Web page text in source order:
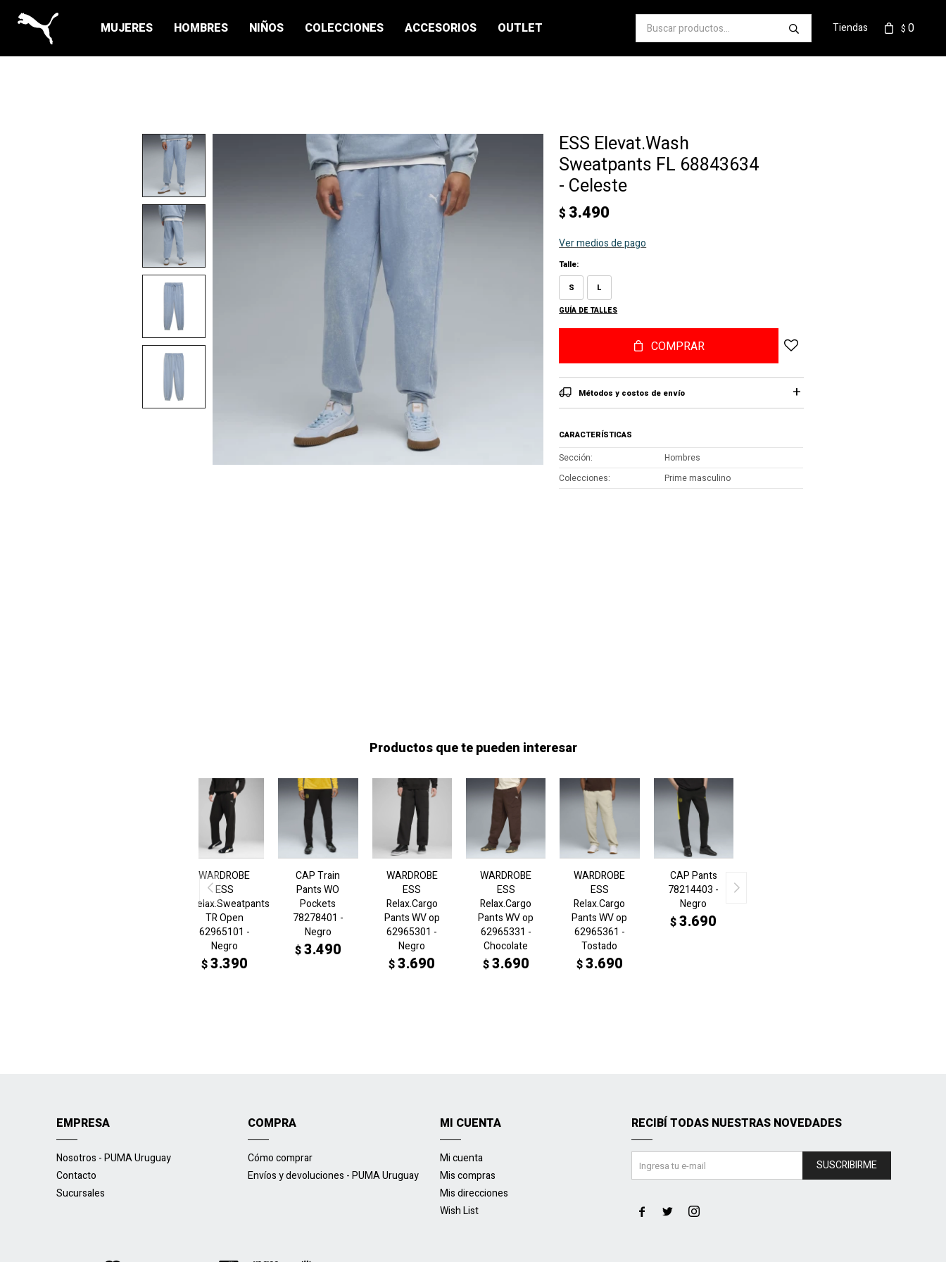
MUJERES HOMBRES NIÑOS COLECCIONES ACCESORIOS OUTLET $ 0
Tiendas
ESS Elevat.Wash
Sweatpants FL 68843634
- Celeste
$ 3.490
Ver medios de pago
Talle:
S
L
GUÍA DE TALLES
COMPRAR
Métodos y costos de envío
CARACTERÍSTICAS
Sección
Hombres
Colecciones
Prime masculino
Productos que te pueden interesar
WARDROBE
ESS
Relax.Sweatpants
TR Open
62965101 -
Negro
$3.390
CAP Train
Pants WO
Pockets
78278401 -
Negro
$3.490
WARDROBE
ESS
Relax.Cargo
Pants WV op
62965301 -
Negro
$3.690
WARDROBE
ESS
Relax.Cargo
Pants WV op
62965331 -
Chocolate
$3.690
WARDROBE
ESS
Relax.Cargo
Pants WV op
62965361 -
Tostado
$3.690
CAP Pants
78214403 -
Negro
$3.690
EMPRESA
Nosotros - PUMA Uruguay
Contacto
Sucursales
COMPRA
Cómo comprar
Envíos y devoluciones - PUMA Uruguay
MI CUENTA
Mi cuenta
Mis compras
Mis direcciones
Wish List
RECIBÍ TODAS NUESTRAS NOVEDADES
SUSCRIBIRME
  